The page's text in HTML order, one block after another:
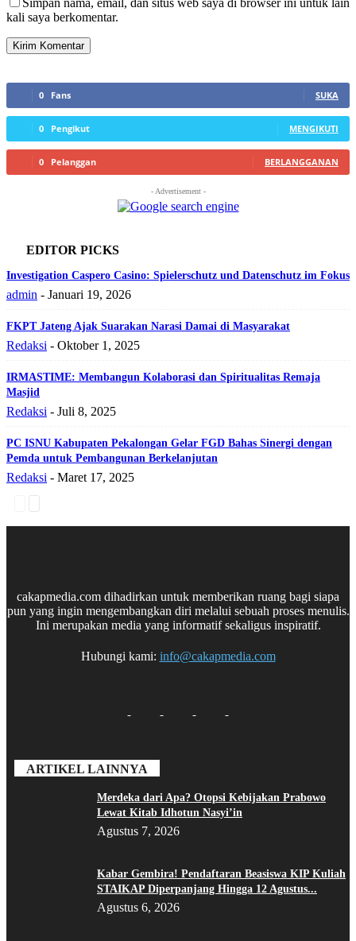
Simpan nama, email, dan situs web saya di browser ini untuk lain
kali saya berkomentar.
0 Fans SUKA
0 Pengikut MENGIKUTI
0 Pelanggan BERLANGGANAN
- Advertisement -
EDITOR PICKS
Investigation Caspero Casino: Spielerschutz und Datenschutz im Fokus
admin - Januari 19, 2026
FKPT Jateng Ajak Suarakan Narasi Damai di Masyarakat
Redaksi - Oktober 1, 2025
IRMASTIME: Membangun Kolaborasi dan Spiritualitas Remaja
Masjid
Redaksi - Juli 8, 2025
PC ISNU Kabupaten Pekalongan Gelar FGD Bahas Sinergi dengan
Pemda untuk Pembangunan Berkelanjutan
Redaksi - Maret 17, 2025
cakapmedia.com dihadirkan untuk memberikan ruang bagi siapa
pun yang ingin mengembangkan diri melalui sebuah proses menulis.
Ini merupakan media yang informatif sekaligus inspiratif.
Hubungi kami: info@cakapmedia.com
ARTIKEL LAINNYA
Merdeka dari Apa? Otopsi Kebijakan Prabowo
Lewat Kitab Idhotun Nasyi’in
Agustus 7, 2026
Kabar Gembira! Pendaftaran Beasiswa KIP Kuliah
STAIKAP Diperpanjang Hingga 12 Agustus...
Agustus 6, 2026